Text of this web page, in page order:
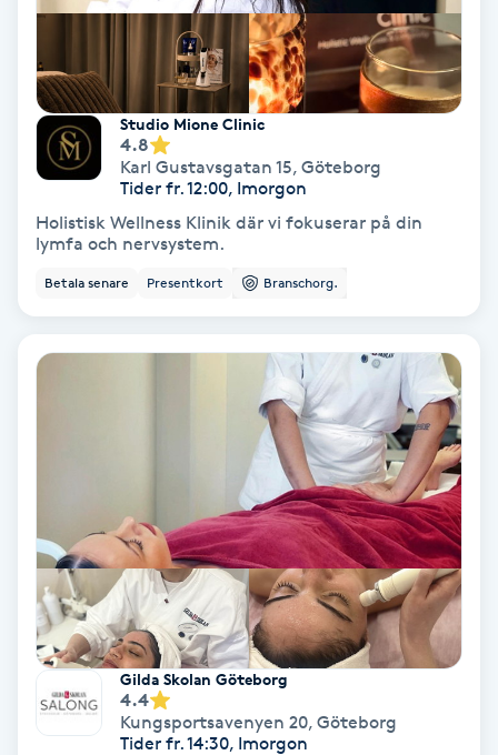
Regndroppsmassage
Reiki
Reikihealing
Reiki massage
Restorative Yoga
Rosacea
Samtalsterapi
Senioryoga
Shiatsu
Singelfransar
Studio Mione Clinic
4.8
Karl Gustavsgatan 15, Göteborg
Tider fr. 12:00, Imorgon
Holistisk Wellness Klinik där vi fokuserar på din
lymfa och nervsystem.
Betala senare Presentkort Branschorg.
Gilda Skolan Göteborg
4.4
Kungsportsavenyen 20, Göteborg
Tider fr. 14:30, Imorgon